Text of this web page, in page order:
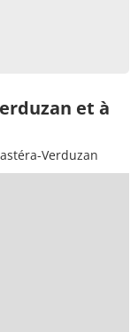
et à
Verduzan